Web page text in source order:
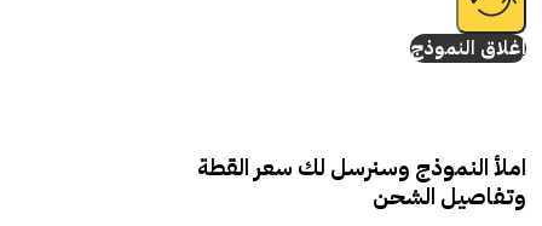
إغلاق النموذج
املأ النموذج وسنرسل لك سعر القطة
وتفاصيل الشحن